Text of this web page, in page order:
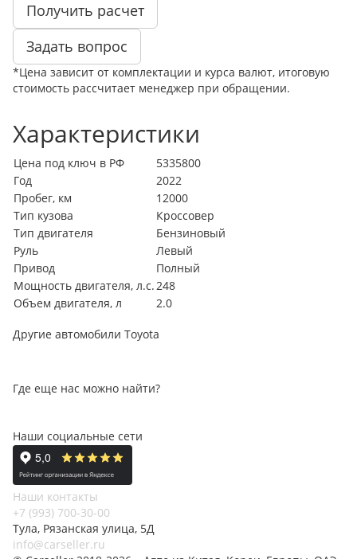
Получить расчет
Задать вопрос
*Цена зависит от комплектации и курса валют, итоговую
стоимость рассчитает менеджер при обращении.
Характеристики
Цена под ключ в РФ
5335800
Год
2022
Пробег, км
12000
Тип кузова
Кроссовер
Тип двигателя
Бензиновый
Руль
Левый
Привод
Полный
Мощность двигателя, л.с.248
Объем двигателя, л
2.0
Другие автомобили Toyota
Где еще нас можно найти?
Наши социальные сети
Наши контакты
+7 (993) 700-30-00
Тула, Рязанская улица, 5Д
info@carseller.ru